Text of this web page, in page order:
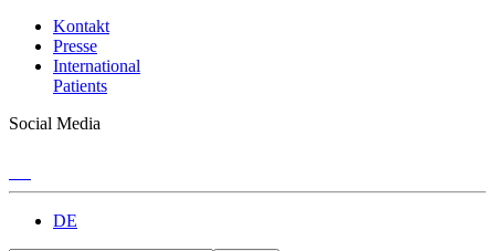
Kontakt
Presse
International
Patients
Social Media
DE